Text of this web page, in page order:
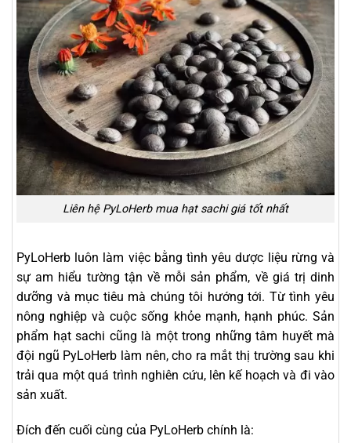
Liên hệ PyLoHerb mua hạt sachi giá tốt nhất
PyLoHerb luôn làm việc bằng tình yêu dược liệu rừng và
sự am hiểu tường tận về mỗi sản phẩm, về giá trị dinh
dưỡng và mục tiêu mà chúng tôi hướng tới. Từ tình yêu
nông nghiệp và cuộc sống khỏe mạnh, hạnh phúc. Sản
phẩm hạt sachi cũng là một trong những tâm huyết mà
đội ngũ PyLoHerb làm nên, cho ra mắt thị trường sau khi
trải qua một quá trình nghiên cứu, lên kế hoạch và đi vào
sản xuất.
Đích đến cuối cùng của PyLoHerb chính là: